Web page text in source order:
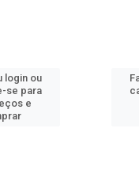
login ou
se para
e